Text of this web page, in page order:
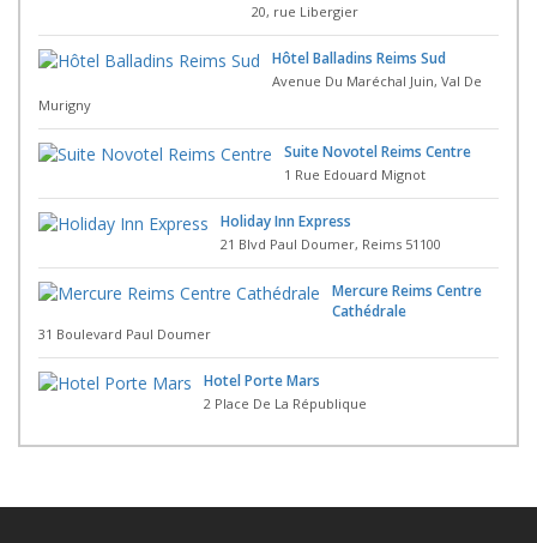
20, rue Libergier
Hôtel Balladins Reims Sud
Avenue Du Maréchal Juin, Val De
Murigny
Suite Novotel Reims Centre
1 Rue Edouard Mignot
Holiday Inn Express
21 Blvd Paul Doumer, Reims 51100
Mercure Reims Centre
Cathédrale
31 Boulevard Paul Doumer
Hotel Porte Mars
2 Place De La République